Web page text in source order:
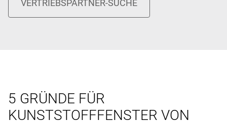
5 GRÜNDE FÜR
KUNSTSTOFFFENSTER VON